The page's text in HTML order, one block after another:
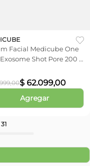
Facial Medicube One
Shot Pore 200 x
999,00$ 62.099,00
Agregar